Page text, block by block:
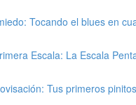
Tocando el blues en
Escala: La Escala
Tus primeros